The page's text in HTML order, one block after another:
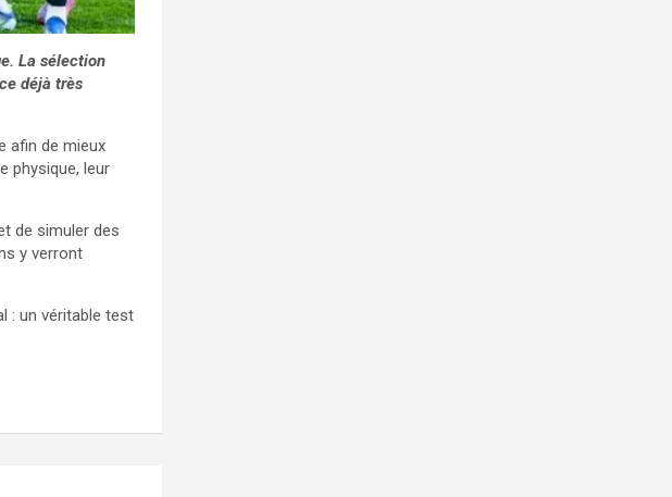
La sélection
déjà très
afin de mieux
physique, leur
de simuler des
y verront
: un véritable test